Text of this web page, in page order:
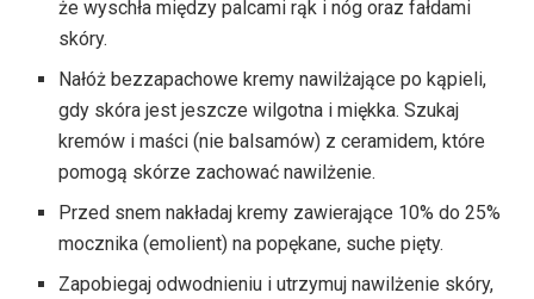
że wyschła między palcami rąk i nóg oraz fałdami
skóry.
Nałóż bezzapachowe kremy nawilżające po kąpieli,
gdy skóra jest jeszcze wilgotna i miękka. Szukaj
kremów i maści (nie balsamów) z ceramidem, które
pomogą skórze zachować nawilżenie.
Przed snem nakładaj kremy zawierające 10% do 25%
mocznika (emolient) na popękane, suche pięty.
Zapobiegaj odwodnieniu i utrzymuj nawilżenie skóry,